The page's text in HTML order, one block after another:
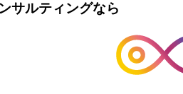
サルティングなら